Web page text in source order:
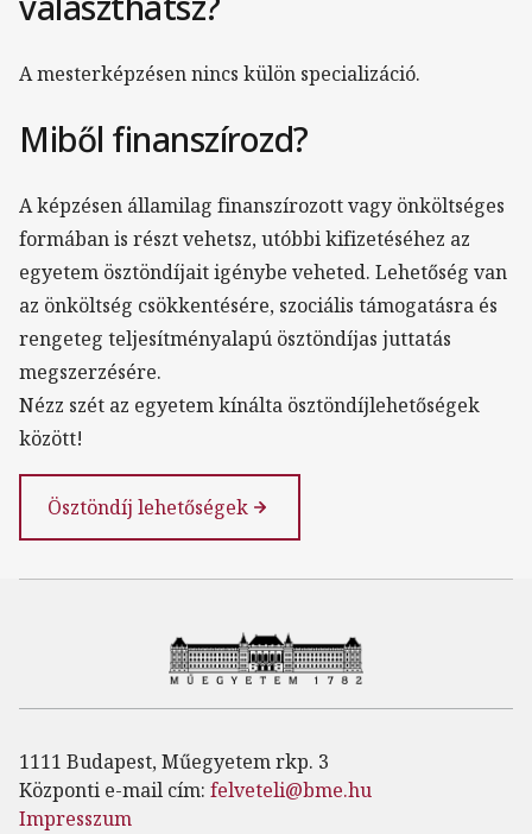
A mesterképzésen nincs külön specializáció.
Miből finanszírozd?
A képzésen államilag finanszírozott vagy önköltséges
formában is részt vehetsz, utóbbi kifizetéséhez az
egyetem ösztöndíjait igénybe veheted. Lehetőség van
az önköltség csökkentésére, szociális támogatásra és
rengeteg teljesítményalapú ösztöndíjas juttatás
megszerzésére.
Nézz szét az egyetem kínálta ösztöndíjlehetőségek
között!
Ösztöndíj lehetőségek
1111 Budapest, Műegyetem rkp. 3
Központi e-mail cím: felveteli@bme.hu
Impresszum